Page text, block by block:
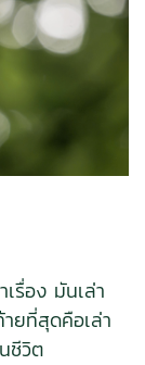
รื่อง มันเล่า
ยที่สุดคือเล่า
ชีวิต